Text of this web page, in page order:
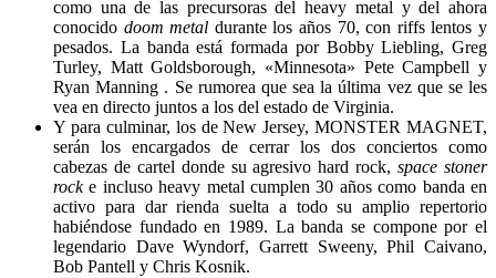
como una de las precursoras del heavy metal y del ahora
conocido doom metal durante los años 70, con riffs lentos y
pesados. La banda está formada por Bobby Liebling, Greg
Turley, Matt Goldsborough, «Minnesota» Pete Campbell y
Ryan Manning . Se rumorea que sea la última vez que se les
vea en directo juntos a los del estado de Virginia.
Y para culminar, los de New Jersey, MONSTER MAGNET,
serán los encargados de cerrar los dos conciertos como
cabezas de cartel donde su agresivo hard rock,space stoner
rocke incluso heavy metal cumplen 30 años como banda en
activo para dar rienda suelta a todo su amplio repertorio
habiéndose fundado en 1989. La banda se compone por el
legendario Dave Wyndorf, Garrett Sweeny, Phil Caivano,
Bob Pantell y Chris Kosnik.